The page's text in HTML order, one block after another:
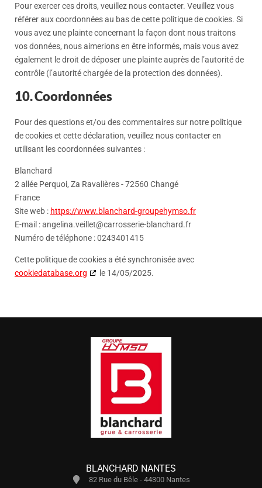
Pour exercer ces droits, veuillez nous contacter. Veuillez vous
référer aux coordonnées au bas de cette politique de cookies. Si
vous avez une plainte concernant la façon dont nous traitons
vos données, nous aimerions en être informés, mais vous avez
également le droit de déposer une plainte auprès de l’autorité de
contrôle (l’autorité chargée de la protection des données).
10. Coordonnées
Pour des questions et/ou des commentaires sur notre politique
de cookies et cette déclaration, veuillez nous contacter en
utilisant les coordonnées suivantes :
Blanchard
2 allée Perquoi, Za Ravalières - 72560 Changé
France
Site web : https://www.blanchard-groupehymso.fr
E-mail :angelina.veillet@carrosserie-blanchard.fr
Numéro de téléphone : 0243401415
Cette politique de cookies a été synchronisée avec
cookiedatabase.org
le 14/05/2025.
BLANCHARD NANTES
82 Rue du Bêle - 44300 Nantes